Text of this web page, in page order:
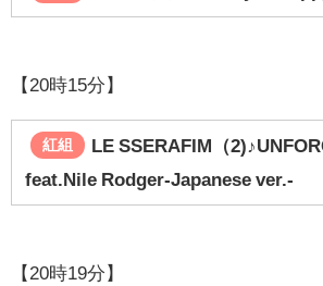
【20時15分】
紅組 LE SSERAFIM（2)♪
feat.Nile Rodger-Japanese ver.-
【20時19分】